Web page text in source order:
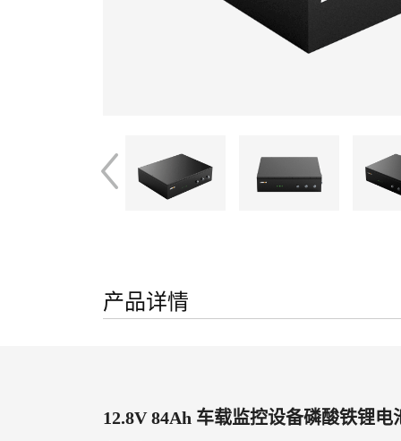
产品详情
12.8V 84Ah 车载监控设备磷酸铁锂电